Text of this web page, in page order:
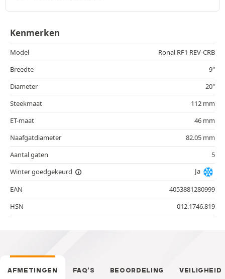
Kenmerken
Model
Ronal RF1 REV-CRB
Breedte
9"
Diameter
20"
Steekmaat
112 mm
ET-maat
46 mm
Naafgatdiameter
82.05 mm
Aantal gaten
5
Winter goedgekeurd
Ja
EAN
4053881280999
HSN
012.1746.819
AFMETINGEN FAQ’S BEOORDELING VEILIGHEID